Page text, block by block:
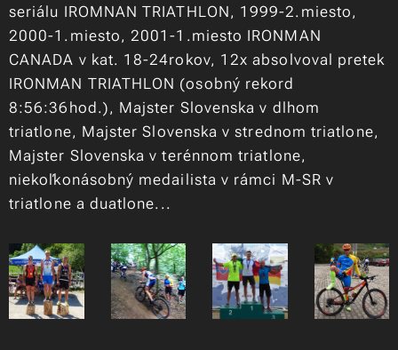
seriálu IROMNAN TRIATHLON, 1999-2.miesto,
2000-1.miesto, 2001-1.miesto IRONMAN
CANADA v kat. 18-24rokov, 12x absolvoval pretek
IRONMAN TRIATHLON (osobný rekord
8:56:36hod.), Majster Slovenska v dlhom
triatlone, Majster Slovenska v strednom triatlone,
Majster Slovenska v terénnom triatlone,
niekoľkonásobný medailista v rámci M-SR v
triatlone a duatlone...